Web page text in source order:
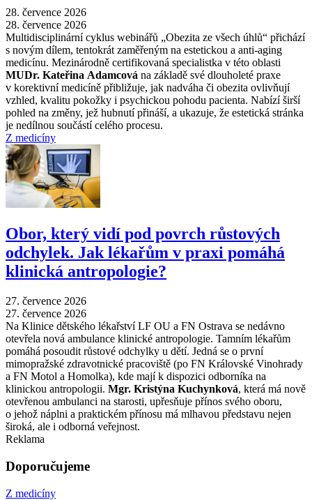
28. července 2026
28. července 2026
Multidisciplinární cyklus webinářů „Obezita ze všech úhlů“ přichází
s novým dílem, tentokrát zaměřeným na estetickou a anti-aging
medicínu. Mezinárodně certifikovaná specialistka v této oblasti
MUDr. Kateřina Adamcová na základě své dlouholeté praxe
v korektivní medicíně přibližuje, jak nadváha či obezita ovlivňují
vzhled, kvalitu pokožky i psychickou pohodu pacienta. Nabízí širší
pohled na změny, jež hubnutí přináší, a ukazuje, že estetická stránka
je nedílnou součástí celého procesu.
Z medicíny
Obor, který vidí pod povrch růstových
odchylek. Jak lékařům v praxi pomáhá
klinická antropologie?
27. července 2026
27. července 2026
Na Klinice dětského lékařství LF OU a FN Ostrava se nedávno
otevřela nová ambulance klinické antropologie. Tamním lékařům
pomáhá posoudit růstové odchylky u dětí. Jedná se o první
mimopražské zdravotnické pracoviště (po FN Královské Vinohrady
a FN Motol a Homolka), kde mají k dispozici odborníka na
klinickou antropologii. Mgr. Kristýna Kuchynková, která má nově
otevřenou ambulanci na starosti, upřesňuje přínos svého oboru,
o jehož náplni a praktickém přínosu má mlhavou představu nejen
široká, ale i odborná veřejnost.
Reklama
Doporučujeme
Z medicíny